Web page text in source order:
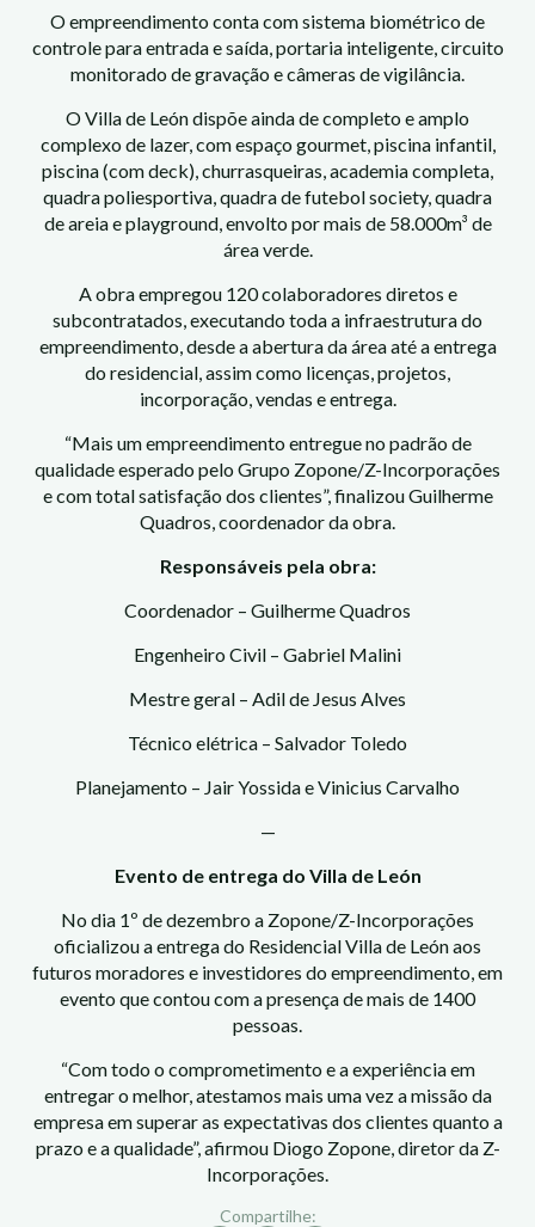
O empreendimento conta com sistema biométrico de
controle para entrada e saída, portaria inteligente, circuito
monitorado de gravação e câmeras de vigilância.
O Villa de León dispõe ainda de completo e amplo
complexo de lazer, com espaço gourmet, piscina infantil,
piscina (com deck), churrasqueiras, academia completa,
quadra poliesportiva, quadra de futebol society, quadra
de areia e playground, envolto por mais de 58.000m³ de
área verde.
A obra empregou 120 colaboradores diretos e
subcontratados, executando toda a infraestrutura do
empreendimento, desde a abertura da área até a entrega
do residencial, assim como licenças, projetos,
incorporação, vendas e entrega.
“Mais um empreendimento entregue no padrão de
qualidade esperado pelo Grupo Zopone/Z-Incorporações
e com total satisfação dos clientes”, finalizou Guilherme
Quadros, coordenador da obra.
Responsáveis pela obra:
Coordenador – Guilherme Quadros
Engenheiro Civil – Gabriel Malini
Mestre geral – Adil de Jesus Alves
Técnico elétrica – Salvador Toledo
Planejamento – Jair Yossida e Vinicius Carvalho
—
Evento de entrega do Villa de León
No dia 1º de dezembro a Zopone/Z-Incorporações
oficializou a entrega do Residencial Villa de León aos
futuros moradores e investidores do empreendimento, em
evento que contou com a presença de mais de 1400
pessoas.
“Com todo o comprometimento e a experiência em
entregar o melhor, atestamos mais uma vez a missão da
empresa em superar as expectativas dos clientes quanto a
prazo e a qualidade”, afirmou Diogo Zopone, diretor da Z-
Incorporações.
Compartilhe: